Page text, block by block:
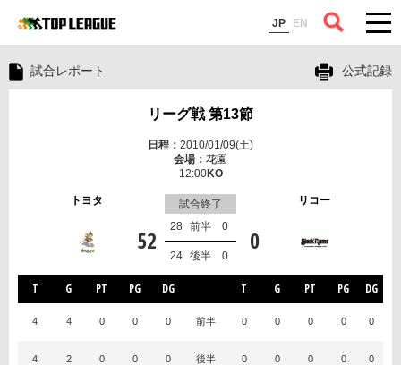
JP EN
コラム
試合レポート 公式記録
リーグ戦 第13節
2010/01/09(土)
花園
12:00
トヨタ リコー
試合終了
52 0
前半
28 0
後半
24 0
T G PT PG DG T G PT PG DG
4 4 0 0 0 前半 0 0 0 0 0
4 2 0 0 0 後半 0 0 0 0 0